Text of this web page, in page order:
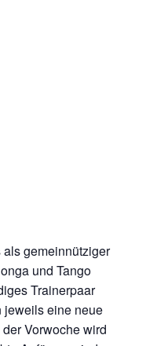
gemeinnütziger
und Tango
Trainerpaar
jeweils eine neue
Vorwoche wird